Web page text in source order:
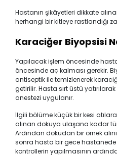
Hastanın şikâyetleri dikkate
herhangi bir kitleye rastlandığı
Karaciğer Biyopsisi
Yapılacak işlem öncesinde
öncesinde aç kalması gerekir.
antiseptik ile temizlenerek
getirilir. Hasta sırt üstü
anestezi uygulanır.
İlgili bölüme küçük bir kesi
alınan dokuya ulaşana kadar
Ardından dokudan bir örnek
sonra hasta bir gece hastanede
kontrollerin yapılmasının